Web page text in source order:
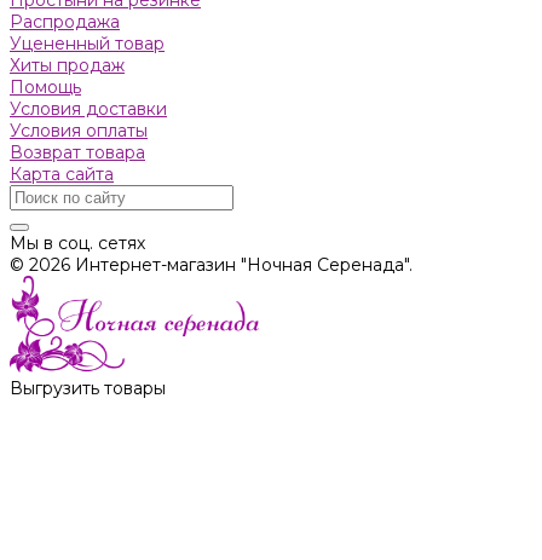
Распродажа
Уцененный товар
Хиты продаж
Помощь
Условия доставки
Условия оплаты
Возврат товара
Карта сайта
Мы в соц. сетях
© 2026 Интернет-магазин "Ночная Серенада".
Выгрузить товары